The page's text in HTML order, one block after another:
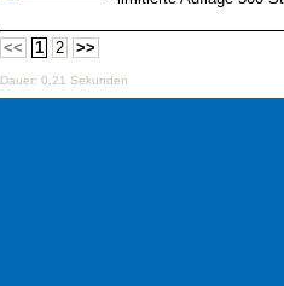
<< 1 2 >>
Dauer: 0,21 Sekunden